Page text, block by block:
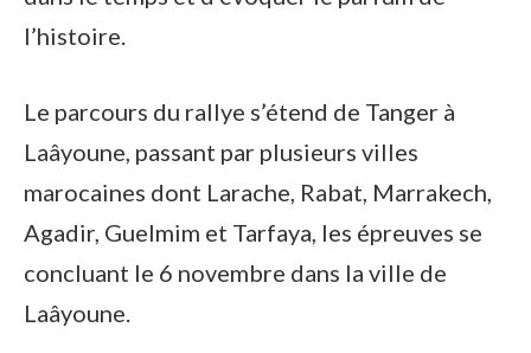
l’histoire.
Le parcours du rallye s’étend de Tanger à
Laâyoune, passant par plusieurs villes
marocaines dont Larache, Rabat, Marrakech,
Agadir, Guelmim et Tarfaya, les épreuves se
concluant le 6 novembre dans la ville de
Laâyoune.